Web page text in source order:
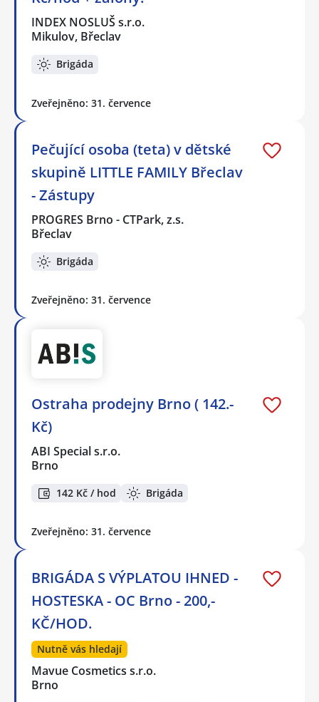
INDEX NOSLUŠ s.r.o.
Mikulov, Břeclav
Brigáda
Zveřejněno: 31. července
Pečující osoba (teta) v dětské
skupině LITTLE FAMILY Břeclav
- Zástupy
PROGRES Brno - CTPark, z.s.
Břeclav
Brigáda
Zveřejněno: 31. července
Ostraha prodejny Brno ( 142.-
Kč)
ABI Special s.r.o.
Brno
142 Kč / hod Brigáda
Zveřejněno: 31. července
BRIGÁDA S VÝPLATOU IHNED -
HOSTESKA - OC Brno - 200,-
KČ/HOD.
Nutně vás hledají
Mavue Cosmetics s.r.o.
Brno